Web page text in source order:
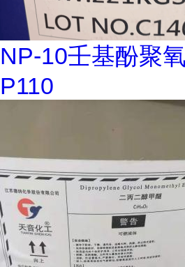
NP-10壬基酚聚
P110